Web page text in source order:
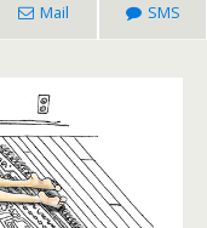
Mail SMS